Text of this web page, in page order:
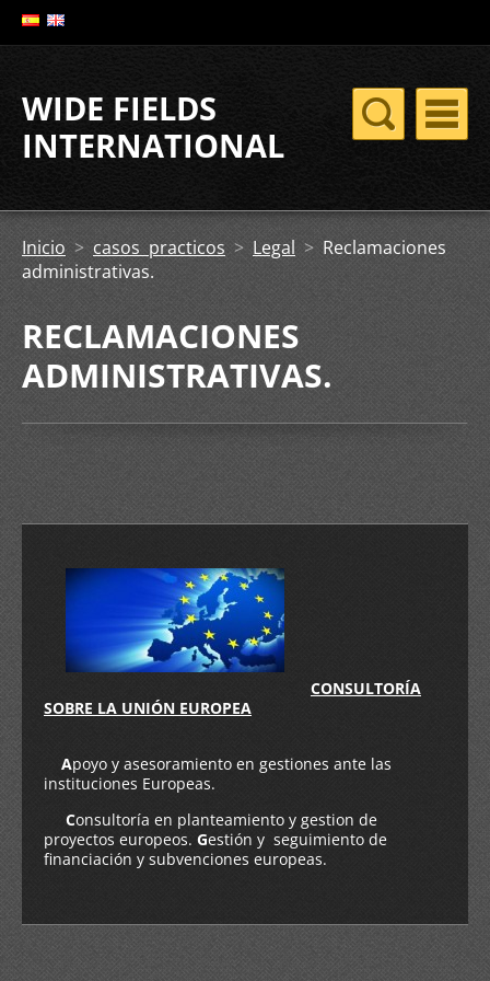
WIDE FIELDS
INTERNATIONAL
Inicio > casos practicos >Legal > Reclamaciones
administrativas.
RECLAMACIONES
ADMINISTRATIVAS.
CONSULTORÍA
SOBRE LA UNIÓN EUROPEA
Apoyo y asesoramiento en gestiones ante las
instituciones Europeas.
Consultoría en planteamiento y gestion de
proyectos europeos. Gestión y seguimiento de
financiación y subvenciones europeas.